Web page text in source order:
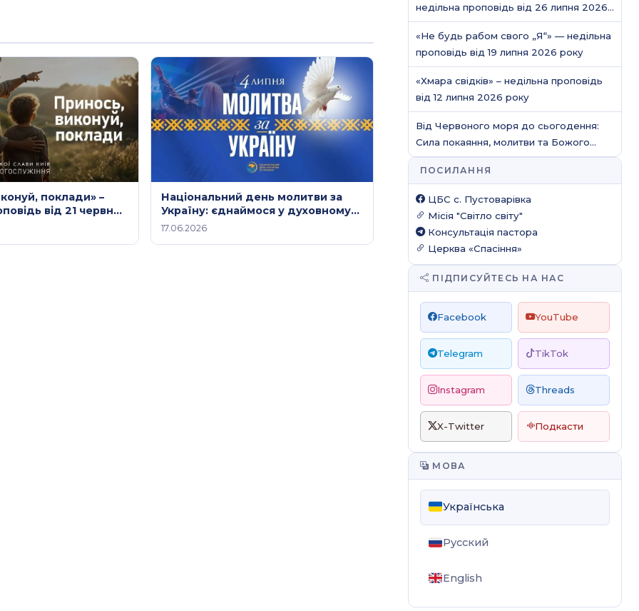
поклади» –
від 21 червня
Національний день молитви за
Україну: єднаймося у духовному
заступництві
17.06.2026
недільна проповідь від 26 липня 2026
року
«Не будь рабом свого „Я“» — недільна
проповідь від 19 липня 2026 року
«Хмара свідків» – недільна проповідь
від 12 липня 2026 року
Від Червоного моря до сьогодення:
Сила покаяння, молитви та Божого
захисту
ПОСИЛАННЯ
ЦБС c. Пустоварівка
Місія "Світло світу"
Консультація пастора
Церква «Спасіння»
ПІДПИСУЙТЕСЬ НА НАС
Facebook YouTube
Telegram TikTok
Instagram Threads
X-Twitter Подкасти
МОВА
Українська
Русский
English